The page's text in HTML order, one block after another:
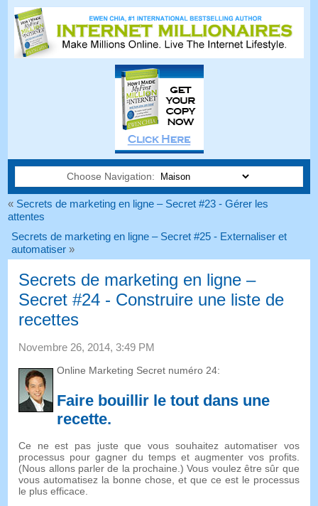
Choose Navigation:
« Secrets de marketing en ligne – Secret #23 - Gérer les
attentes
Secrets de marketing en ligne – Secret #25 - Externaliser et
automatiser »
Secrets de marketing en ligne –
Secret #24 - Construire une liste de
recettes
Novembre 26, 2014, 3:49 PM
Online Marketing Secret numéro 24:
Faire bouillir le tout dans une
recette.
Ce ne est pas juste que vous souhaitez automatiser vos
processus pour gagner du temps et augmenter vos profits.
(Nous allons parler de la prochaine.) Vous voulez être sûr que
vous automatisez la bonne chose, et que ce est le processus
le plus efficace.